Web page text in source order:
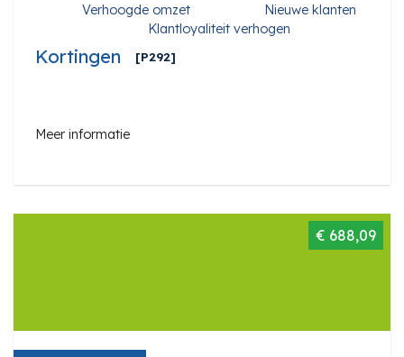
Verhoogde omzet
Nieuwe klanten
Klantloyaliteit verhogen
Kortingen [P292]
Meer informatie
€ 688,09